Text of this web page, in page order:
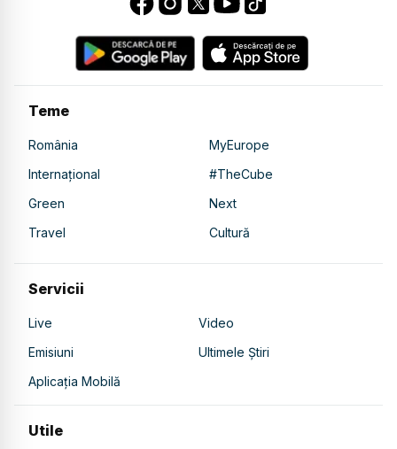
Teme
România
MyEurope
Internațional
#TheCube
Green
Next
Travel
Cultură
Servicii
Live
Video
Emisiuni
Ultimele Știri
Aplicația Mobilă
Utile